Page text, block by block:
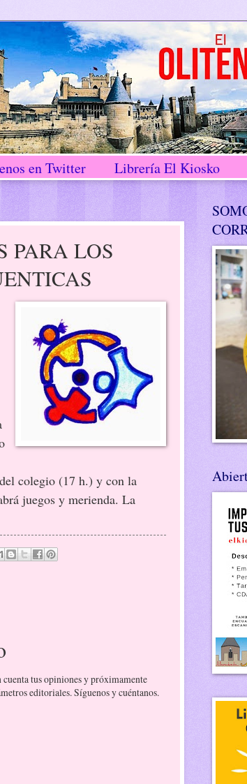
en Twitter Librería El Kiosko
PARA LOS
colegio (17 h.) y con la
juegos y merienda. La
tus opiniones y próximamente
editoriales. Síguenos y cuéntanos.